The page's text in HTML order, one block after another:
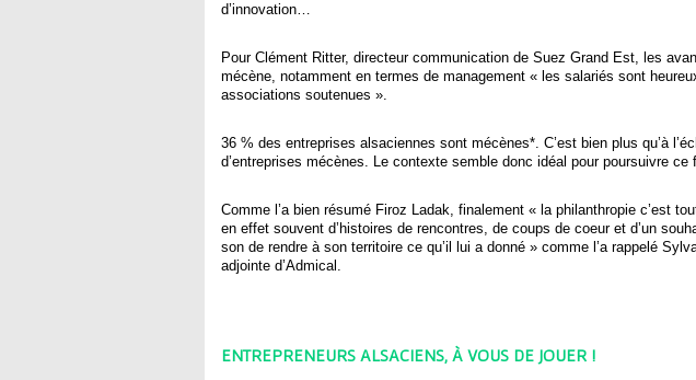
d’innovation…
Pour Clément Ritter, directeur communication de Suez Grand Est, les
mécène, notamment en termes de management « les salariés sont
associations soutenues ».
36 % des entreprises alsaciennes sont mécènes*. C’est bien plus qu’à
d’entreprises mécènes. Le contexte semble donc idéal pour poursuivre ce
Comme l’a bien résumé Firoz Ladak, finalement « la philanthropie c’est
en effet souvent d’histoires de rencontres, de coups de coeur et d’un
son de rendre à son territoire ce qu’il lui a donné » comme l’a rappelé
adjointe d’Admical.
ENTREPRENEURS ALSACIENS, À VOUS DE JOUER !